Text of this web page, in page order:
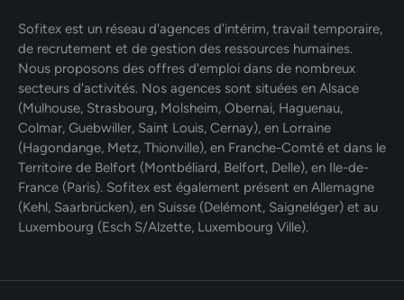
Sofitex est un réseau d'agences d'intérim, travail temporaire,
de recrutement et de gestion des ressources humaines.
Nous proposons des offres d'emploi dans de nombreux
secteurs d'activités. Nos agences sont situées en Alsace
(Mulhouse, Strasbourg, Molsheim, Obernai, Haguenau,
Colmar, Guebwiller, Saint Louis, Cernay), en Lorraine
(Hagondange, Metz, Thionville), en Franche-Comté et dans le
Territoire de Belfort (Montbéliard, Belfort, Delle), en Ile-de-
France (Paris). Sofitex est également présent en Allemagne
(Kehl, Saarbrücken), en Suisse (Delémont, Saigneléger) et au
Luxembourg (Esch S/Alzette, Luxembourg Ville).